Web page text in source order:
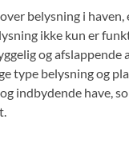
belysning i
ikke kun er
og
type belysning og
indbydende have,